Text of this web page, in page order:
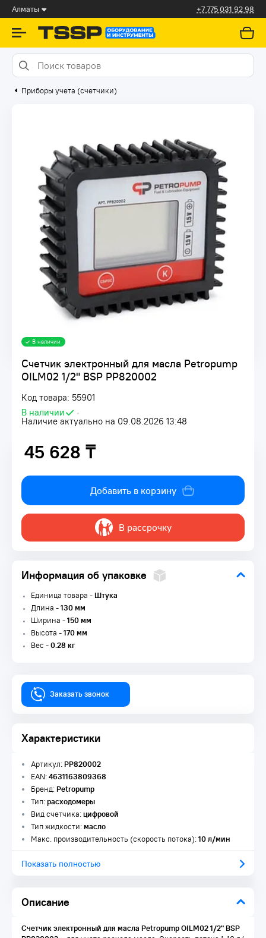
Алматы +7 775 031 92 98
Приборы учета (счетчики)
Счетчик электронный для масла Petropump
OILM02 1/2" BSP PP820002
Код товара: 55901
В наличии
•
Наличие актуально на 09.08.2026 13:48
В наличии
45 628 ₸
45 628 ₸
Добавить в корзину
В рассрочку
Информация об упаковке
Единица товара -Штука
Длина -130 мм
Ширина -150 мм
Высота -170 мм
Вес -0.28 кг
Заказать звонок
Характеристики
Описание
Артикул:PP820002
EAN:4631163809368
Бренд:Petropump
Тип:расходомеры
Вид счетчика:цифровой
Тип жидкости:масло
Макс. производительность (скорость потока):10 л/мин
Показать полностью
Счетчик электронный для масла Petropump OILM02 1/2" BSP